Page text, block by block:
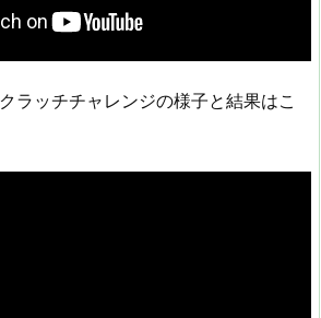
ラッチチャレンジの様子と結果はこ